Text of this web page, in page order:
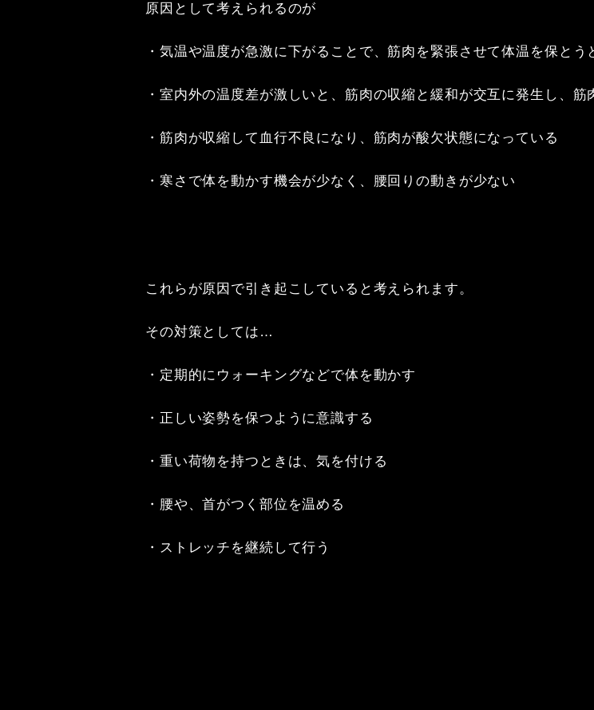
原因として考えられるのが
・気温や温度が急激に下がることで、筋肉を緊張させて体温を保とう
・室内外の温度差が激しいと、筋肉の収縮と緩和が交互に発生し、筋
・筋肉が収縮して血行不良になり、筋肉が酸欠状態になっている
・寒さで体を動かす機会が少なく、腰回りの動きが少ない
これらが原因で引き起こしていると考えられます。
その対策としては…
・定期的にウォーキングなどで体を動かす
・正しい姿勢を保つように意識する
・重い荷物を持つときは、気を付ける
・腰や、首がつく部位を温める
・ストレッチを継続して行う